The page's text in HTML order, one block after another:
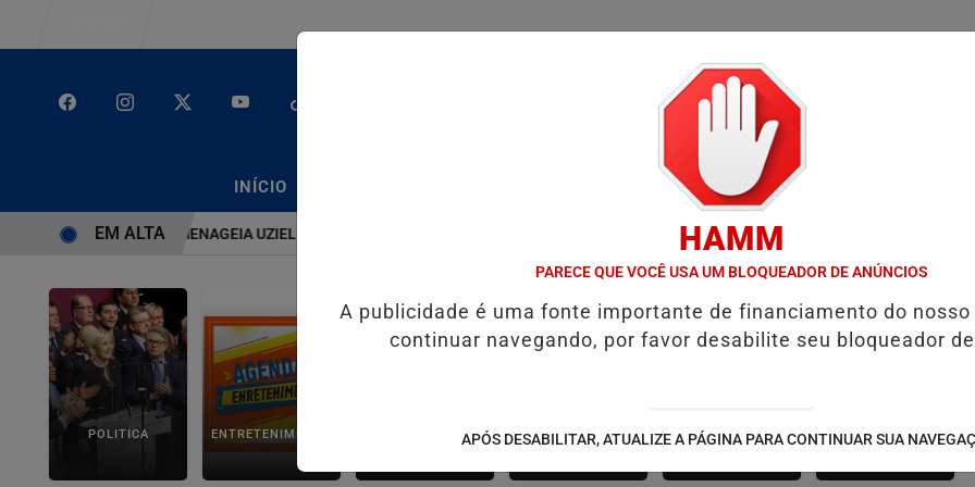
INÍCIO COLUNAS / EMPREGOS
É BRUTO” HOMENAGEIA UZIEL BUENO NO TERRAÇO MINEIRO SALVADOR RECEBE A SMART FIT RUN EM AGOSTO: ESPORTE,
EM ALTA
POLITICA ENTRETENIMENTO SALVADOR AQUI! SÃO JOÃO 2.6
NOTÍCIAS
FUTEBOL
HAMM
PARECE QUE VOCÊ USA UM BLOQUEADOR DE ANÚNCIOS
A publicidade é uma fonte importante de financiamento do nosso
continuar navegando, por favor desabilite seu bloqueador
APÓS DESABILITAR, ATUALIZE A PÁGINA PARA CONTINUAR SUA